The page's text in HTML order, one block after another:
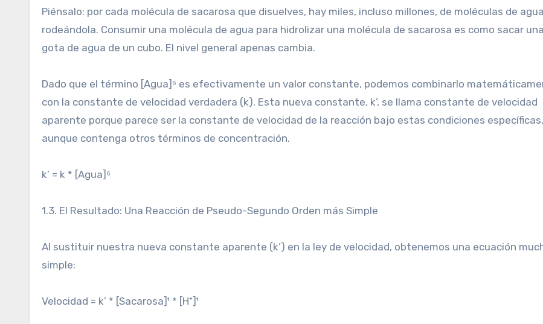
Piénsalo: por cada molécula de sacarosa que disuelves, hay miles, incluso millones, de moléculas de agua
rodeándola. Consumir una molécula de agua para hidrolizar una molécula de sacarosa es como sacar
gota de agua de un cubo. El nivel general apenas cambia.
Dado que el término [Agua]⁶ es efectivamente un valor constante, podemos combinarlo
con la constante de velocidad verdadera (k). Esta nueva constante, k’, se llama constante de velocidad
aparente porque parece ser la constante de velocidad de la reacción bajo estas condiciones específicas,
aunque contenga otros términos de concentración.
k’ = k * [Agua]⁶
1.3. El Resultado: Una Reacción de Pseudo-Segundo Orden más Simple
Al sustituir nuestra nueva constante aparente (k’) en la ley de velocidad, obtenemos una ecuación
simple:
Velocidad = k’ * [Sacarosa]¹ * [H⁺]¹